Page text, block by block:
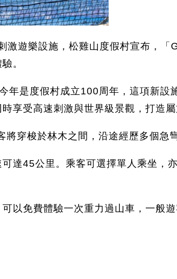
遊樂設施，松雞山度假村宣布，
。
是度假村成立100周年，這項新設
享受高速刺激與世界級景觀，打造屬
穿梭於林木之間，沿途經歷多個急
達45公里。乘客可選擇單人乘坐，
以免費體驗一次重力過山車，一般